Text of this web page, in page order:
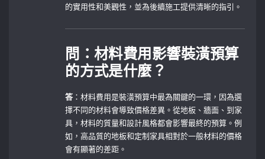
的實用性和美觀性，並為後續施工提供清晰的指引。
問：材料費用影響裝潢預算
的方式是什麼？
答 ：材料費用是裝潢預算中最為關鍵的一環，因為選
擇不同的材料會導致價格差異。從地板、牆面、到家
具，材料的質量和設計風格都會影響最終的預算。例
如，高品質的地板和定制家具相對於一般材料的價格
會有顯著的差距。